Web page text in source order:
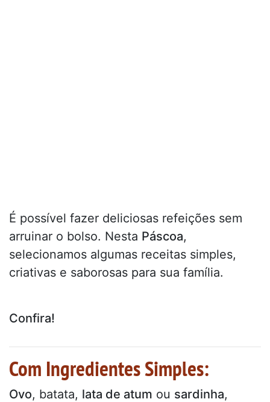
É possível fazer deliciosas refeições sem
arruinar o bolso. Nesta Páscoa,
selecionamos algumas receitas simples,
criativas e saborosas para sua família.
Confira!
Com Ingredientes Simples:
Ovo, batata, lata de atum ou sardinha,